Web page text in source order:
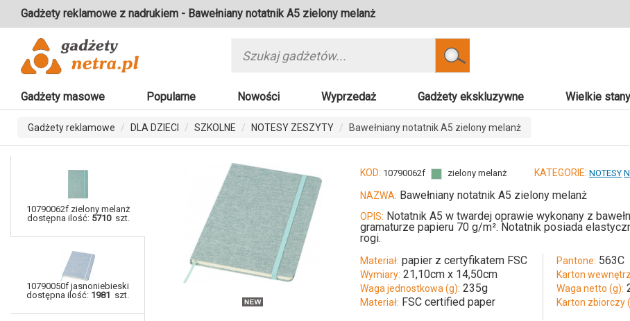
Gadżety reklamowe z nadrukiem - Bawełniany notatnik A5 zielony melanż
Szukaj
Gadżety masowe Popularne Nowości Wyprzedaż Gadżety ekskluzywne Wielkie stany
Gadżety reklamowe DLA DZIECI SZKOLNE NOTESY ZESZYTY Bawełniany notatnik A5 zielony melanż
10790062f zielony melanż
dostępna ilość: 5710szt.
10790050f jasnoniebieski
dostępna ilość: 1981 szt.
KOD: 10790062f zielony melanż KATEGORIE: NOTESY
NAZWA: Bawełniany notatnik A5 zielony melanż
OPIS: Notatnik A5 w twardej oprawie wykonany z
gramaturze papieru 70 g/m². Notatnik posiada
rogi.
Materiał: papier z certyfikatem FSC
Wymiary: 21,10cm x 14,50cm
Waga jednostkowa (g): 235g
Materiał: FSC certified paper
Pantone: 563C
Karton
Waga netto (g):
Karton zbiorczy